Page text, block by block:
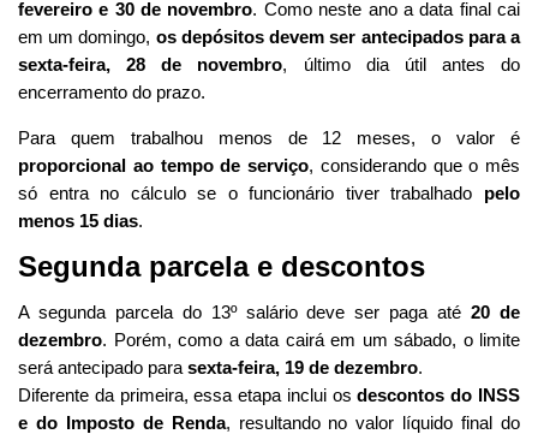
fevereiro e 30 de novembro. Como neste ano a data final cai
em um domingo, os depósitos devem ser antecipados para a
sexta-feira, 28 de novembro, último dia útil antes do
encerramento do prazo.
Para quem trabalhou menos de 12 meses, o valor é
proporcional ao tempo de serviço, considerando que o mês
só entra no cálculo se o funcionário tiver trabalhado pelo
menos 15 dias.
Segunda parcela e descontos
A segunda parcela do 13º salário deve ser paga até20 de
dezembro. Porém, como a data cairá em um sábado, o limite
será antecipado para sexta-feira, 19 de dezembro.
Diferente da primeira, essa etapa inclui osdescontos do INSS
e do Imposto de Renda, resultando no valor líquido final do